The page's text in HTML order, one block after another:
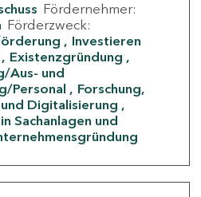
Fördernehmer:
Förderzweck:
Investieren
Existenzgründung
Aus- und
Personal
Forschung,
Digitalisierung
Sachanlagen und